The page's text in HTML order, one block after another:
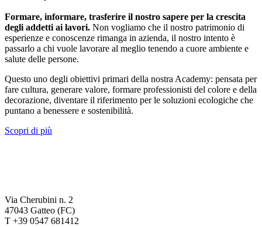
Formare, informare, trasferire il nostro sapere per la crescita
degli addetti ai lavori. Non vogliamo che il nostro patrimonio di
esperienze e conoscenze rimanga in azienda, il nostro intento è
passarlo a chi vuole lavorare al meglio tenendo a cuore ambiente e
salute delle persone.
Questo uno degli obiettivi primari della nostra Academy: pensata per
fare cultura, generare valore, formare professionisti del colore e della
decorazione, diventare il riferimento per le soluzioni ecologiche che
puntano a benessere e sostenibilità.
Scopri di più
Via Cherubini n. 2
47043 Gatteo (FC)
T +39 0547 681412